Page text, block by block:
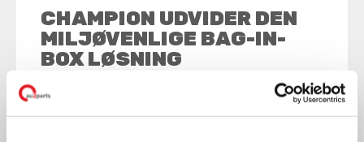
CHAMPION UDVIDER DEN
MILJØVENLIGE BAG-IN-
BOX LØSNING
LÆS MERE